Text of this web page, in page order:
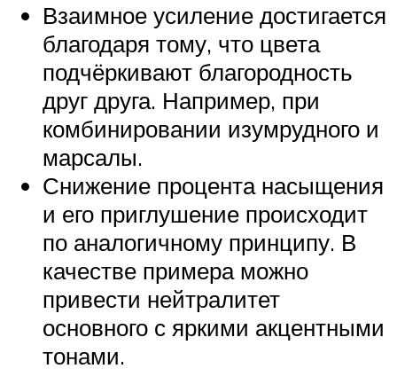
Взаимное усиление достигается
благодаря тому, что цвета
подчёркивают благородность
друг друга. Например, при
комбинировании изумрудного и
марсалы.
Снижение процента насыщения
и его приглушение происходит
по аналогичному принципу. В
качестве примера можно
привести нейтралитет
основного с яркими акцентными
тонами.